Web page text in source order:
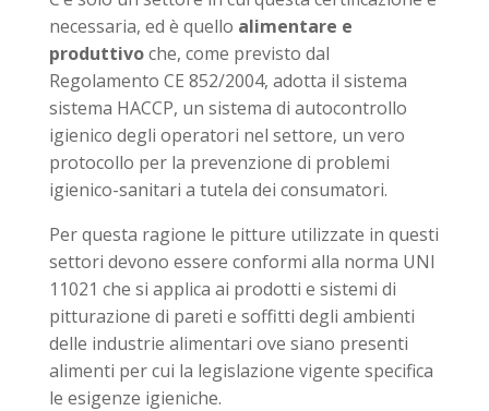
necessaria, ed è quello alimentare e
produttivoche, come previsto dal
Regolamento CE 852/2004, adotta il sistema
sistema HACCP, un sistema di autocontrollo
igienico degli operatori nel settore, un vero
protocollo per la prevenzione di problemi
igienico-sanitari a tutela dei consumatori.
Per questa ragione le pitture utilizzate in questi
settori devono essere conformi alla norma UNI
11021 che si applica ai prodotti e sistemi di
pitturazione di pareti e soffitti degli ambienti
delle industrie alimentari ove siano presenti
alimenti per cui la legislazione vigente specifica
le esigenze igieniche.